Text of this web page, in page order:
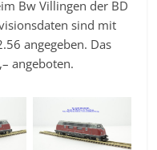
Bw Villingen der BD
sind mit
angegeben. Das
angeboten.